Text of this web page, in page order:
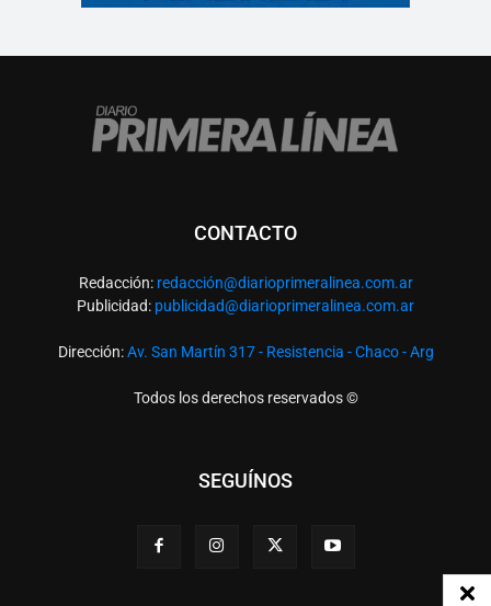
CONTACTO
Redacción: redacción@diarioprimeralinea.com.ar
Publicidad: publicidad@diarioprimeralinea.com.ar
Dirección:Av. San Martín 317 - Resistencia - Chaco - Arg
Todos los derechos reservados ©
SEGUÍNOS